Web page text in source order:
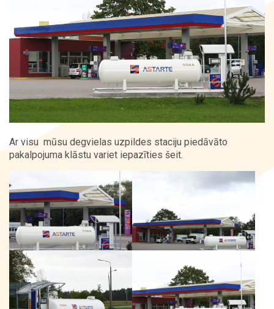
Vairumtirdzniecība Par ASTARTE
Kontakti
Ar visu mūsu degvielas uzpildes staciju piedāvāto
pakalpojuma klāstu variet iepazīties šeit.